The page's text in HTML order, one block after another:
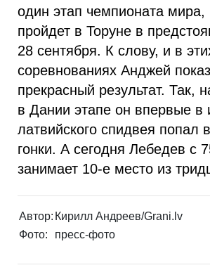
один этап чемпионата мира,
пройдет в Торуне в
28 сентября. К слову, и в
соревнованиях Анджей
прекрасный результат. Так,
в Дании этапе он впервые в
латвийского спидвея попал
гонки. А сегодня Лебедев с
занимает 10-е место из
Автор: Кирилл Андреев/Grani.lv
Фото:
пресс-фото